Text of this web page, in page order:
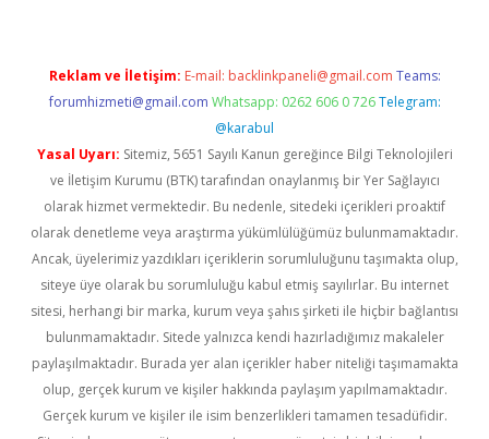
Reklam ve İletişim: E-mail: backlinkpaneli@gmail.com Teams:
forumhizmeti@gmail.com Whatsapp: 0262 606 0 726 Telegram:
@karabul
Yasal Uyarı: Sitemiz, 5651 Sayılı Kanun gereğince Bilgi Teknolojileri
ve İletişim Kurumu (BTK) tarafından onaylanmış bir Yer Sağlayıcı
olarak hizmet vermektedir. Bu nedenle, sitedeki içerikleri proaktif
olarak denetleme veya araştırma yükümlülüğümüz bulunmamaktadır.
Ancak, üyelerimiz yazdıkları içeriklerin sorumluluğunu taşımakta olup,
siteye üye olarak bu sorumluluğu kabul etmiş sayılırlar. Bu internet
sitesi, herhangi bir marka, kurum veya şahıs şirketi ile hiçbir bağlantısı
bulunmamaktadır. Sitede yalnızca kendi hazırladığımız makaleler
paylaşılmaktadır. Burada yer alan içerikler haber niteliği taşımamakta
olup, gerçek kurum ve kişiler hakkında paylaşım yapılmamaktadır.
Gerçek kurum ve kişiler ile isim benzerlikleri tamamen tesadüfidir.